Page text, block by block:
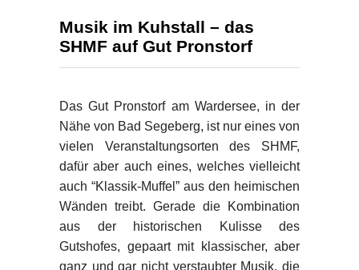
Musik im Kuhstall – das
SHMF auf Gut Pronstorf
Das Gut Pronstorf am Wardersee, in der
Nähe von Bad Segeberg, ist nur eines von
vielen Veranstaltungsorten des SHMF,
dafür aber auch eines, welches vielleicht
auch “Klassik-Muffel” aus den heimischen
Wänden treibt. Gerade die Kombination
aus der historischen Kulisse des
Gutshofes, gepaart mit klassischer, aber
ganz und gar nicht verstaubter Musik, die